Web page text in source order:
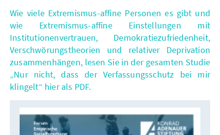
Wie viele Extremismus-affine Personen es gibt und
wie Extremismus-affine Einstellungen mit
Institutionenvertrauen, Demokratiezufriedenheit,
Verschwörungstheorien und relativer Deprivation
zusammenhängen, lesen Sie in der gesamten Studie
„Nur nicht, dass der Verfassungsschutz bei mir
klingelt“ hier als PDF.